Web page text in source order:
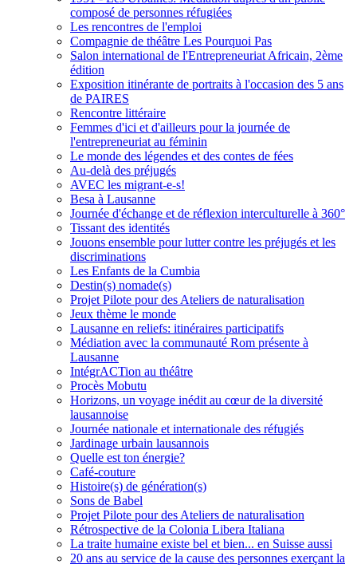
composé de personnes réfugiées
Les rencontres de l'emploi
Compagnie de théâtre Les Pourquoi Pas
Salon international de l'Entrepreneuriat Africain, 2ème
édition
Exposition itinérante de portraits à l'occasion des 5 ans
de PAIRES
Rencontre littéraire
Femmes d'ici et d'ailleurs pour la journée de
l'entrepreneuriat au féminin
Le monde des légendes et des contes de fées
Au-delà des préjugés
AVEC les migrant-e-s!
Besa à Lausanne
Journée d'échange et de réflexion interculturelle à 360°
Tissant des identités
Jouons ensemble pour lutter contre les préjugés et les
discriminations
Les Enfants de la Cumbia
Destin(s) nomade(s)
Projet Pilote pour des Ateliers de naturalisation
Jeux thème le monde
Lausanne en reliefs: itinéraires participatifs
Médiation avec la communauté Rom présente à
Lausanne
IntégrACTion au théâtre
Procès Mobutu
Horizons, un voyage inédit au cœur de la diversité
lausannoise
Journée nationale et internationale des réfugiés
Jardinage urbain lausannois
Quelle est ton énergie?
Café-couture
Histoire(s) de génération(s)
Sons de Babel
Projet Pilote pour des Ateliers de naturalisation
Rétrospective de la Colonia Libera Italiana
La traite humaine existe bel et bien... en Suisse aussi
20 ans au service de la cause des personnes exerçant la